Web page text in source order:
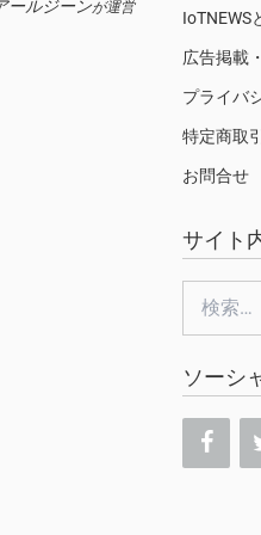
ールジーンが運営
IoTNEWS
広告掲載
プライバ
特定商取
お問合せ
サイト
ソーシ